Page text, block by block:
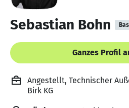
Sebastian Bohn
Ganzes Profil
Angestellt, Technischer
Birk KG